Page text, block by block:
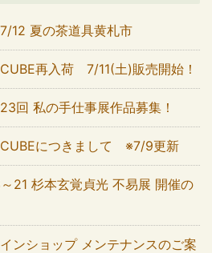
12 夏の茶道具黄札市
CUBE再入荷 7/11(土)販売開始！
回 私の手仕事展作品募集！
CUBEにつきまして ※7/9更新
21 杉本玄覚貞光 不易展 開催の
ンショップ メンテナンスのご案